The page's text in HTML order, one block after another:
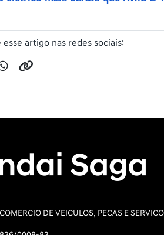
artigo nas redes sociais:
DE VEICULOS, PECAS E